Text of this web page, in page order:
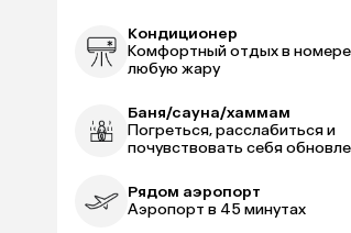
Кондиционер
Комфортный отдых в номере
любую жару
Баня/сауна/хаммам
Погреться, расслабиться и
почувствовать себя
Рядом аэропорт
Аэропорт в 45 минутах